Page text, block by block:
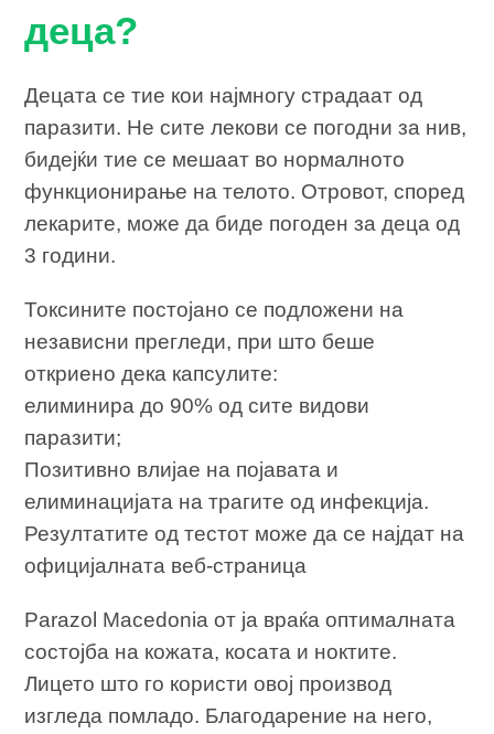
деца?
Децата се тие кои најмногу страдаат од
паразити. Не сите лекови се погодни за нив,
бидејќи тие се мешаат во нормалното
функционирање на телото. Отровот, според
лекарите, може да биде погоден за деца од
3 години.
Токсините постојано се подложени на
независни прегледи, при што беше
откриено дека капсулите:
елиминира до 90% од сите видови
паразити;
Позитивно влијае на појавата и
елиминацијата на трагите од инфекција.
Резултатите од тестот може да се најдат на
официјалната веб-страница
Parazol Macedonia от ја враќа оптималната
состојба на кожата, косата и ноктите.
Лицето што го користи овој производ
изгледа помладо. Благодарение на него,